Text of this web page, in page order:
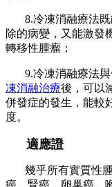
8.冷凍消融療法既
除的病變，又能激發
轉移性腫瘤；
9.冷凍消融療法與
凍消融治療後，可以
併發症的發生，能較
度。
適應證
幾乎所有實質性腫
癌、腎癌、卵巢癌、